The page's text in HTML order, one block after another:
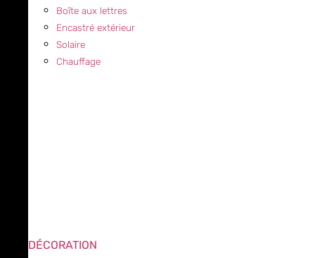
Boîte aux lettres
Encastré extérieur
Solaire
Chauffage
DÉCORATION